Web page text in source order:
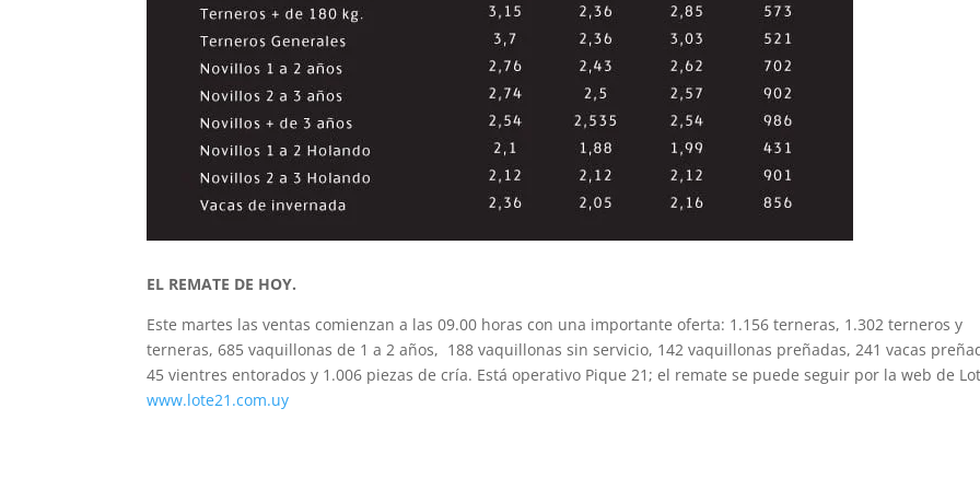
EL REMATE DE HOY.
Este martes las ventas comienzan a las 09.00 horas con una importante oferta: 1.156 terneras, 1.302 terneros y
terneras, 685 vaquillonas de 1 a 2 años, 188 vaquillonas sin servicio, 142 vaquillonas preñadas, 241 vacas
45 vientres entorados y 1.006 piezas de cría. Está operativo Pique 21; el remate se puede seguir por la web de
www.lote21.com.uy